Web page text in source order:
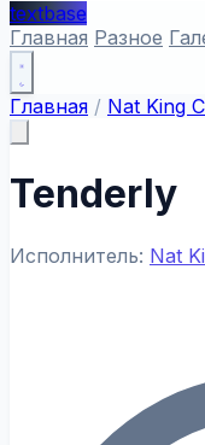
textbase
Главная Разное
Главная / Nat King
Tenderly
Исполнитель: Nat